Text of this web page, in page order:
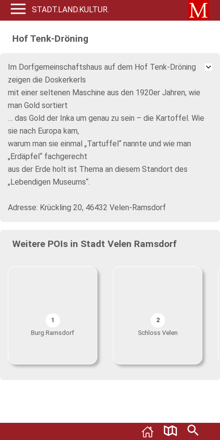
STADT.LAND.KULTUR.
Hof Tenk-Dröning
Im Dorfgemeinschaftshaus auf dem Hof Tenk-Dröning
zeigen die Doskerkerls
mit einer seltenen Maschine aus den 1920er Jahren, wie
man Gold sortiert
… das Gold der Inka um genau zu sein – die Kartoffel. Wie
sie nach Europa kam,
warum man sie einmal „Tartuffel“ nannte und wie man
„Erdäpfel“ fachgerecht
aus der Erde holt ist Thema an diesem Standort des
„Lebendigen Museums“.
Adresse: Krückling 20, 46432 Velen-Ramsdorf
Weitere POIs in Stadt Velen Ramsdorf
1
Burg Ramsdorf
2
Schloss Velen